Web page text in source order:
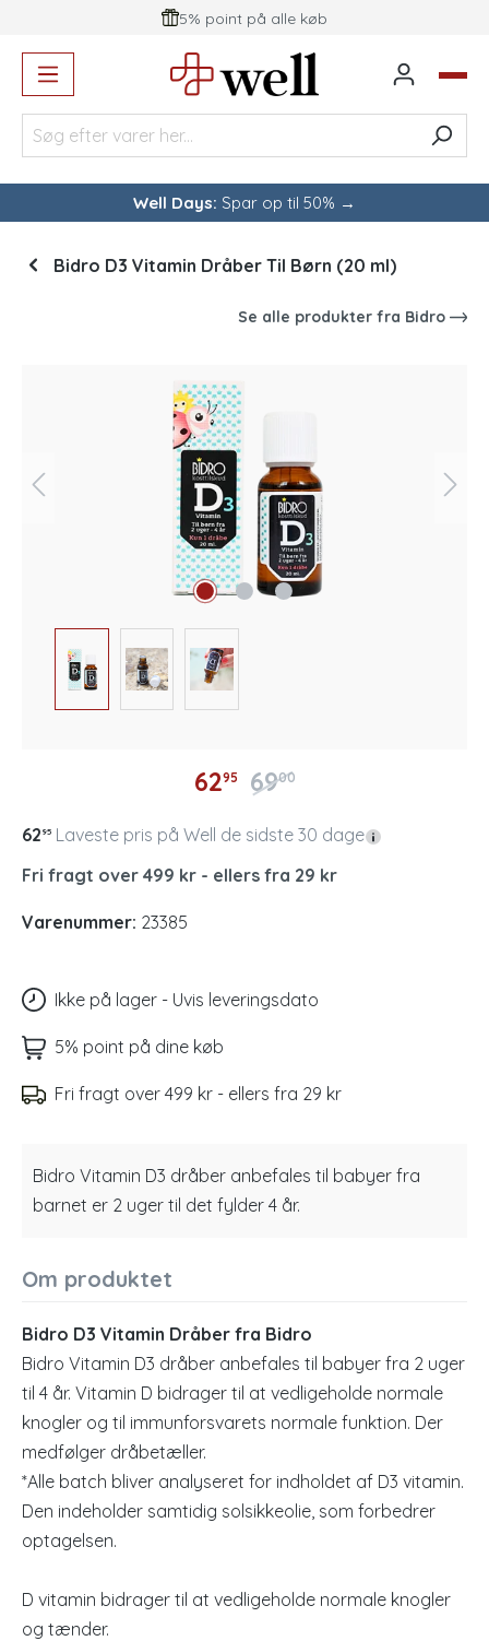
5% point på alle køb
Well Days: Spar op til 50% →
Bidro D3 Vitamin Dråber Til Børn (20 ml)
Se alle produkter fra Bidro
Spring over billedgalleri
6295 6900
62 95 Laveste pris på Well de sidste 30 dage
Fri fragt over 499 kr - ellers fra 29 kr
Varenummer: 23385
Ikke på lager - Uvis leveringsdato
5% point på dine køb
Fri fragt over 499 kr - ellers fra 29 kr
Bidro Vitamin D3 dråber anbefales til babyer fra
barnet er 2 uger til det fylder 4 år.
Om produktet
Bidro D3 Vitamin Dråber fra Bidro
Bidro Vitamin D3 dråber anbefales til babyer fra 2 uger
til 4 år. Vitamin D bidrager til at vedligeholde normale
knogler og til immunforsvarets normale funktion. Der
medfølger dråbetæller.
*Alle batch bliver analyseret for indholdet af D3 vitamin.
Den indeholder samtidig solsikkeolie, som forbedrer
optagelsen.
D vitamin bidrager til at vedligeholde normale knogler
og tænder.